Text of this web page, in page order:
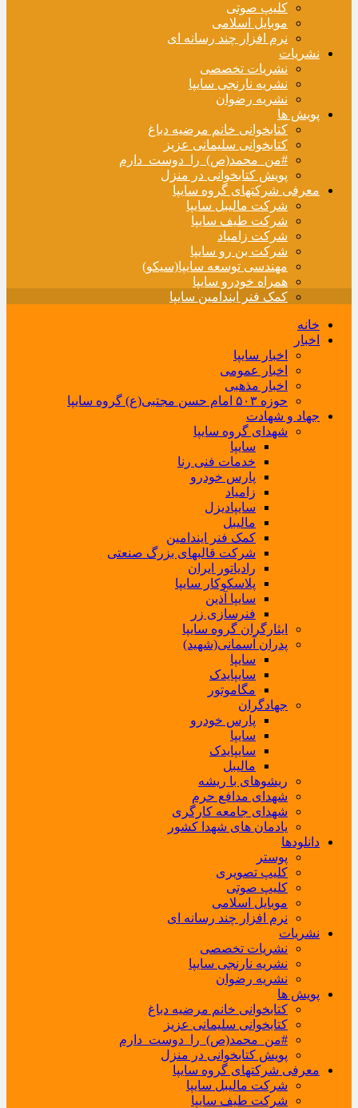
کلیپ صوتی
موبایل اسلامی
نرم افزار چند رسانه ای
نشریات
نشریات تخصصی
نشریه نارنجی سایپا
نشریه رضوان
پویش ها
کتابخوانی خانم مرضیه دباغ
کتابخوانی سلیمانی عزیز
#من_محمد(ص)_را_دوست_دارم
پویش کتابخوانی در منزل
معرفی شرکتهای گروه سایپا
شرکت مالیبل سایپا
شرکت طیف سایپا
شرکت زامیاد
شرکت بن رو سایپا
مهندسی توسعه سایپا(سیکو)
همراه خودرو سایپا
کمک فنر ایندامین سایپا
خانه
اخبار
اخبار سایپا
اخبار عمومی
اخبار مذهبی
حوزه ۵۰۳ امام حسن مجتبی(ع) گروه سایپا
جهاد و شهادت
شهدای گروه سایپا
سایپا
خدمات فنی رنا
پارس خودرو
زامیاد
سایپادیزل
مالیبل
کمک فنر ایندامین
شرکت قالبهای بزرگ صنعتی
رادیاتور ایران
پلاسکوکار سایپا
سایپا آذین
فنرسازی زر
ایثارگران گروه سایپا
پدران آسمانی(شهید)
سایپا
سایپایدک
مگاموتور
جهادگران
پارس خودرو
سایپا
سایپایدک
مالیبل
ریشوهای با ریشه
شهدای مدافع حرم
شهدای جامعه کارگری
یادمان های شهدا کشور
دانلودها
پوستر
کلیپ تصویری
کلیپ صوتی
موبایل اسلامی
نرم افزار چند رسانه ای
نشریات
نشریات تخصصی
نشریه نارنجی سایپا
نشریه رضوان
پویش ها
کتابخوانی خانم مرضیه دباغ
کتابخوانی سلیمانی عزیز
#من_محمد(ص)_را_دوست_دارم
پویش کتابخوانی در منزل
معرفی شرکتهای گروه سایپا
شرکت مالیبل سایپا
شرکت طیف سایپا